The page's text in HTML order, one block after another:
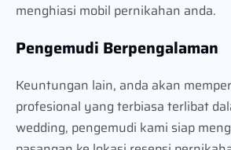
menghiasi mobil pernikahan anda.
Pengemudi Berpengalaman
Keuntungan lain, anda akan
profesional yang terbiasa terlibat
wedding, pengemudi kami siap